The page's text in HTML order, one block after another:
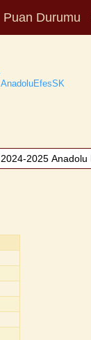
Puan Durumu
AnadoluEfesSK